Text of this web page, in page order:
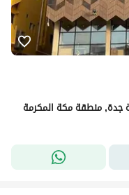
جدة, منطقة مكة المكرمة